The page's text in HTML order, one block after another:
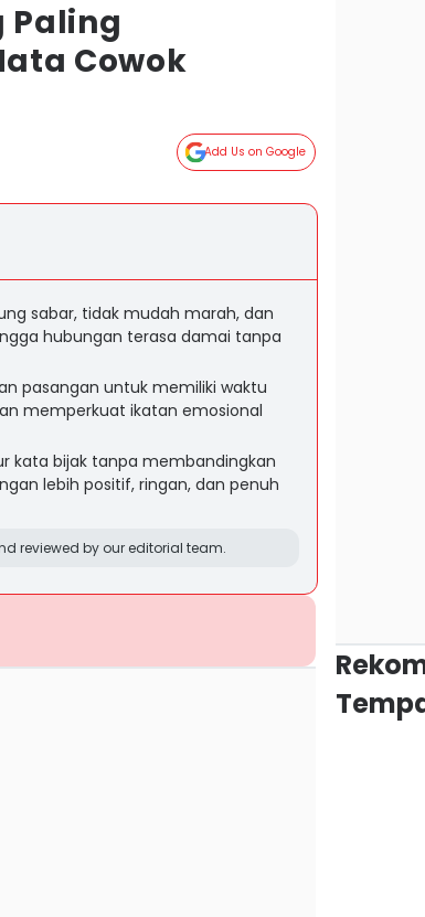
Paling
Cowok
Add Us on Google
sabar, tidak mudah marah, dan
hubungan terasa damai tanpa
pasangan untuk memiliki waktu
memperkuat ikatan emosional
kata bijak tanpa membandingkan
lebih positif, ringan, dan penuh
reviewed by our editorial team.